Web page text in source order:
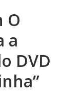
O
a
DVD